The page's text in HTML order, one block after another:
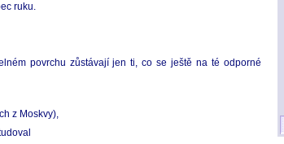
ruku.
povrchu zůstávají jen ti, co se ještě na té odporné
z Moskvy),